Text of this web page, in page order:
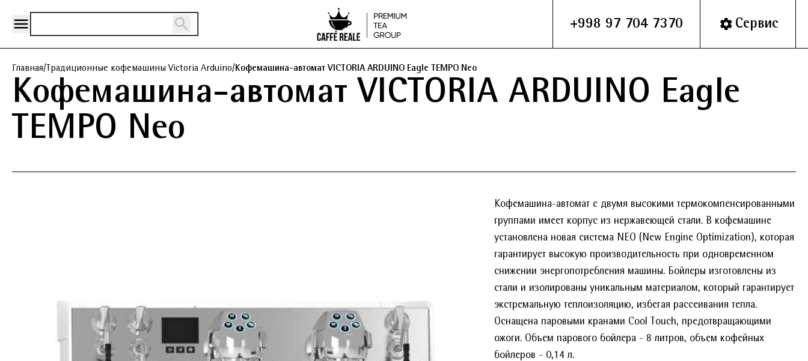
+998 97 704 7370 Сервис
Главная/ Традиционные кофемашины Victoria Arduino/ Кофемашина-автомат VICTORIA ARDUINO Eagle TEMPO Neo
Кофемашина-автомат VICTORIA ARDUINO Eagle
TEMPO Neo
Кофемашина-автомат с двумя высокими термокомпенсированными
группами имеет корпус из нержавеющей стали. В кофемашине
установлена новая система NEO (New Engine Optimization), которая
гарантирует высокую производительность при одновременном
снижении энергопотребления машины. Бойлеры изготовлены из
стали и изолированы уникальным материалом, который гарантирует
экстремальную теплоизоляцию, избегая рассеивания тепла.
Оснащена паровыми кранами Cool Touch, предотвращающими
ожоги. Объем парового бойлера - 8 литров, объем кофейных
бойлеров - 0,14 л.